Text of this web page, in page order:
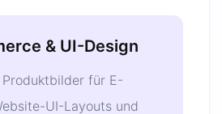
& UI-Design
für E-
UI-Layouts und